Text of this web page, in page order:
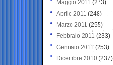
Maggio 2011 (273)
Aprile 2011 (248)
Marzo 2011 (255)
Febbraio 2011 (233)
Gennaio 2011 (253)
Dicembre 2010 (237)